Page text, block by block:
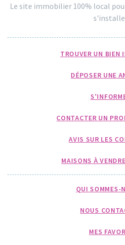
Le site immobilier 100% local
TROUVER UN BIEN
DÉPOSER UNE
CONTACTER UN
AVIS SUR LES
MAISONS À
QUI SOMMES-
NOUS
MES